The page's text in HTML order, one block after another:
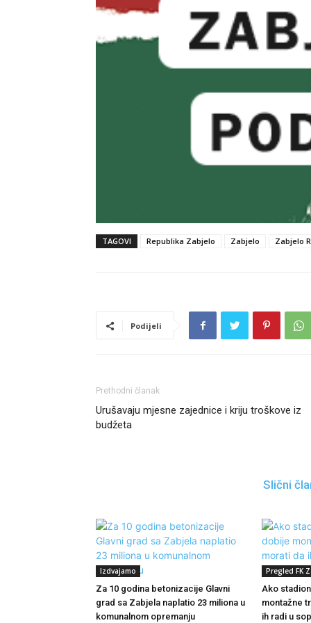
TAGOVI Republika Zabjelo Zabjelo Zabjelo
Podijeli
Prethodni članak
Urušavaju mjesne zajednice i kriju troškove iz
budžeta
Slični
Izdvajamo
Za 10 godina betonizacije Glavni
grad sa Zabjela naplatio 23 miliona u
komunalnom opremanju
Pregled FK
Ako
montažne
ih radi u